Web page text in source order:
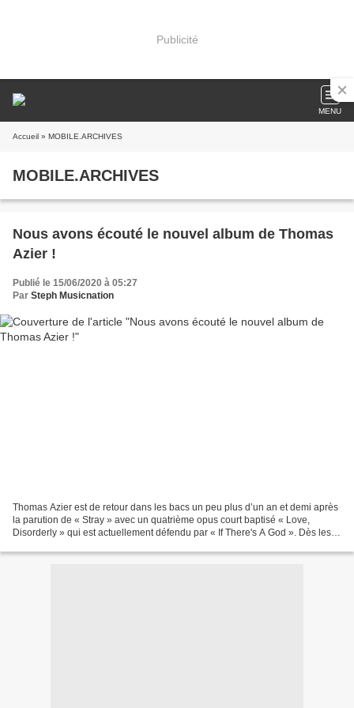
Publicité
MENU
Accueil » MOBILE.ARCHIVES
MOBILE.ARCHIVES
Nous avons écouté le nouvel album de Thomas
Azier !
Publié le 15/06/2020 à 05:27
Par Steph Musicnation
Thomas Azier est de retour dans les bacs un peu plus d’un an et demi après
la parution de « Stray » avec un quatrième opus court baptisé « Love,
Disorderly » qui est actuellement défendu par « If There's A God ». Dès les